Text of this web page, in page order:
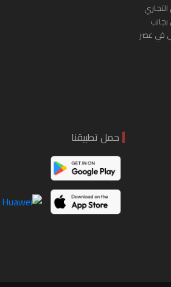
في عصر
حمل تطبيقنا